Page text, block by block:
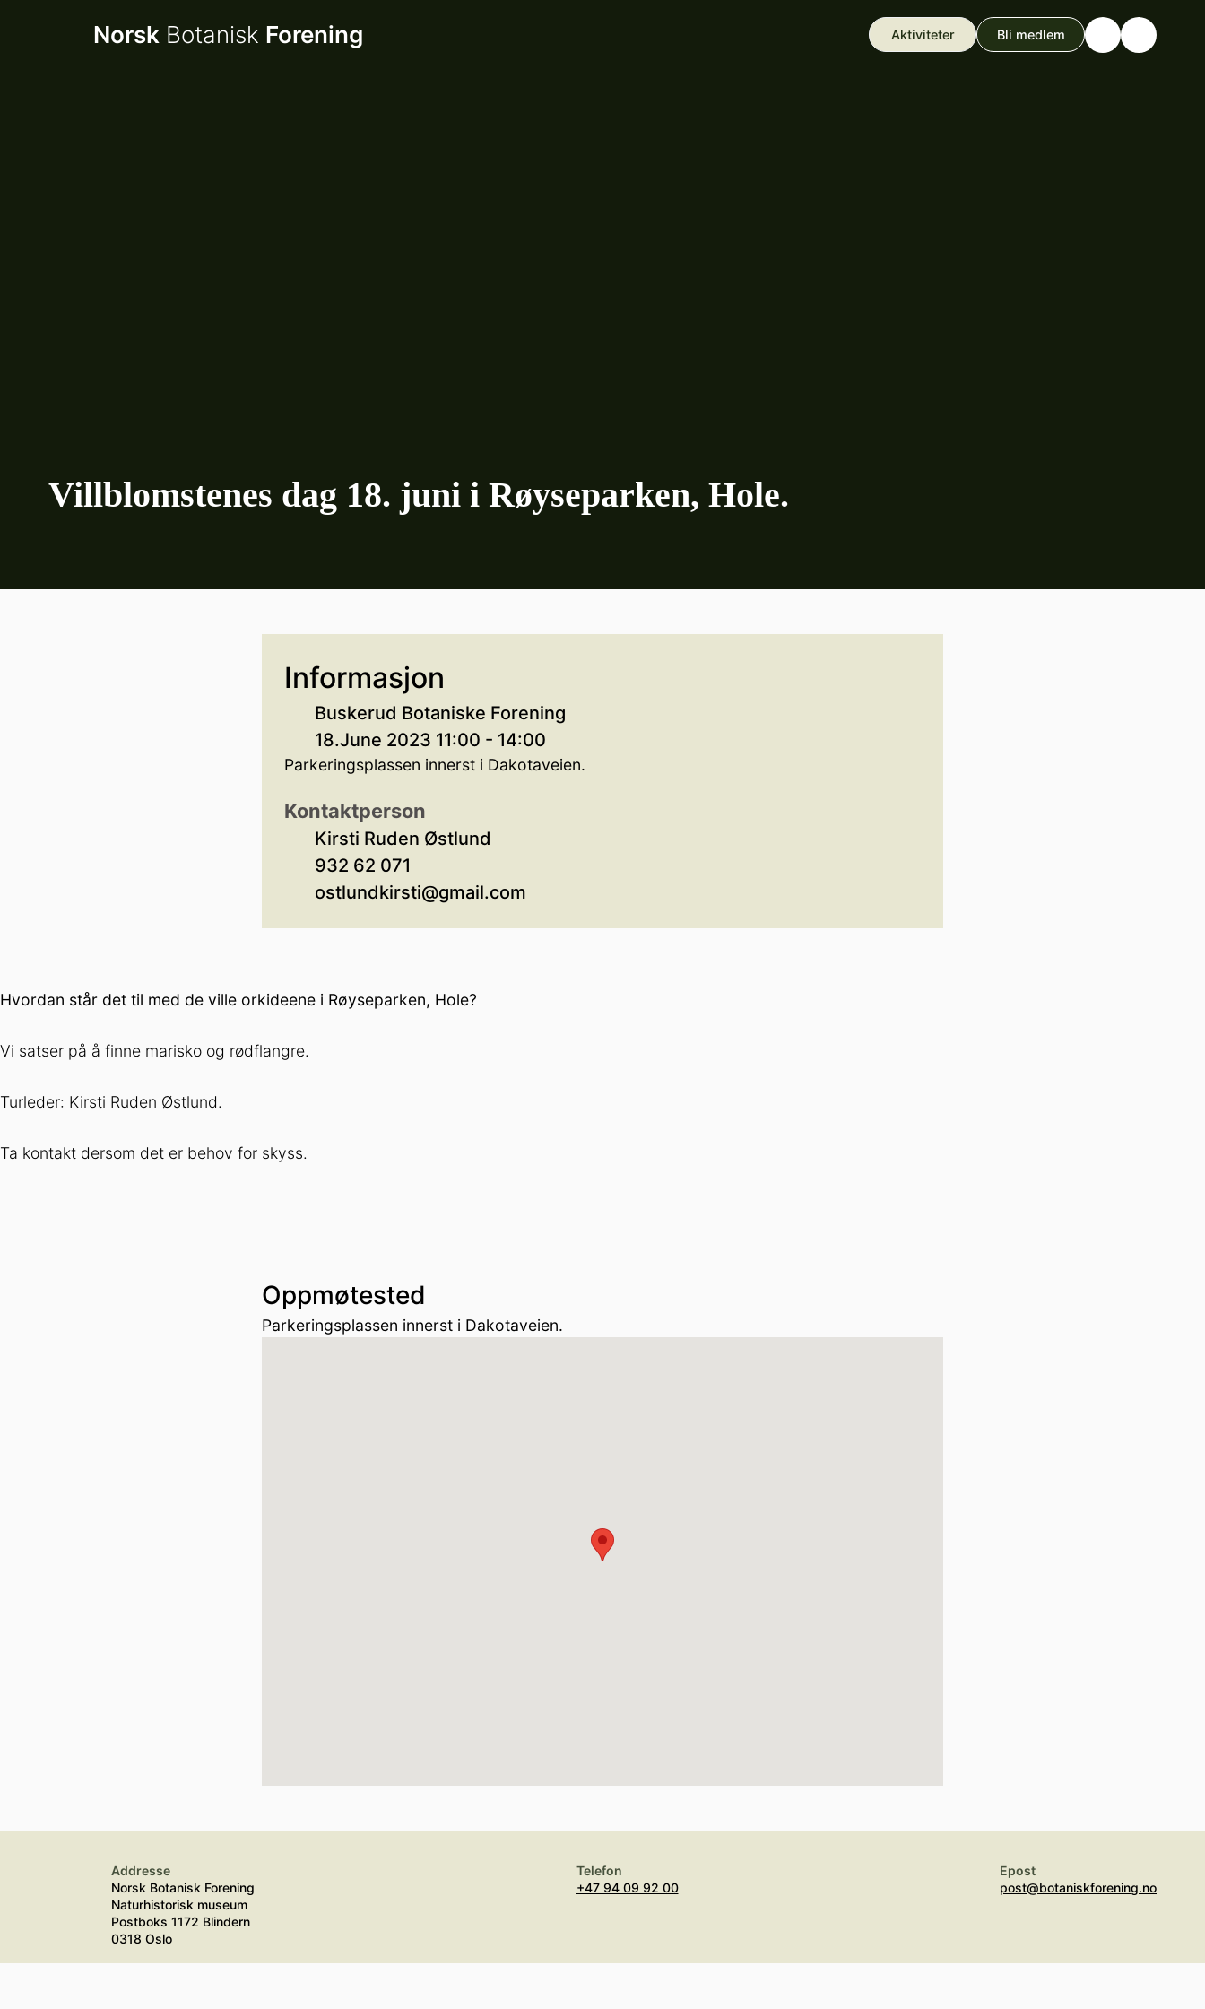
Norsk Botanisk Forening Aktiviteter Bli medlem Search
Villblomstenes dag 18. juni i Røyseparken, Hole.
Informasjon
Buskerud Botaniske Forening
18.June 2023 11:00 - 14:00
Parkeringsplassen innerst i Dakotaveien.
Kontaktperson
Kirsti Ruden Østlund
932 62 071
ostlundkirsti@gmail.com
Hvordan står det til med de ville orkideene i Røyseparken, Hole?
Vi satser på å finne marisko og rødflangre.
Turleder: Kirsti Ruden Østlund.
Ta kontakt dersom det er behov for skyss.
Oppmøtested
Parkeringsplassen innerst i Dakotaveien.
Addresse
Norsk Botanisk Forening
Naturhistorisk museum
Postboks 1172 Blindern
0318 Oslo
Telefon
+47 94 09 92 00
Epost
post@botaniskforening.no